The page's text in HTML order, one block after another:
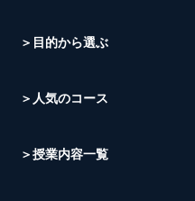
＞目的から選ぶ
＞人気のコース
＞授業内容一覧